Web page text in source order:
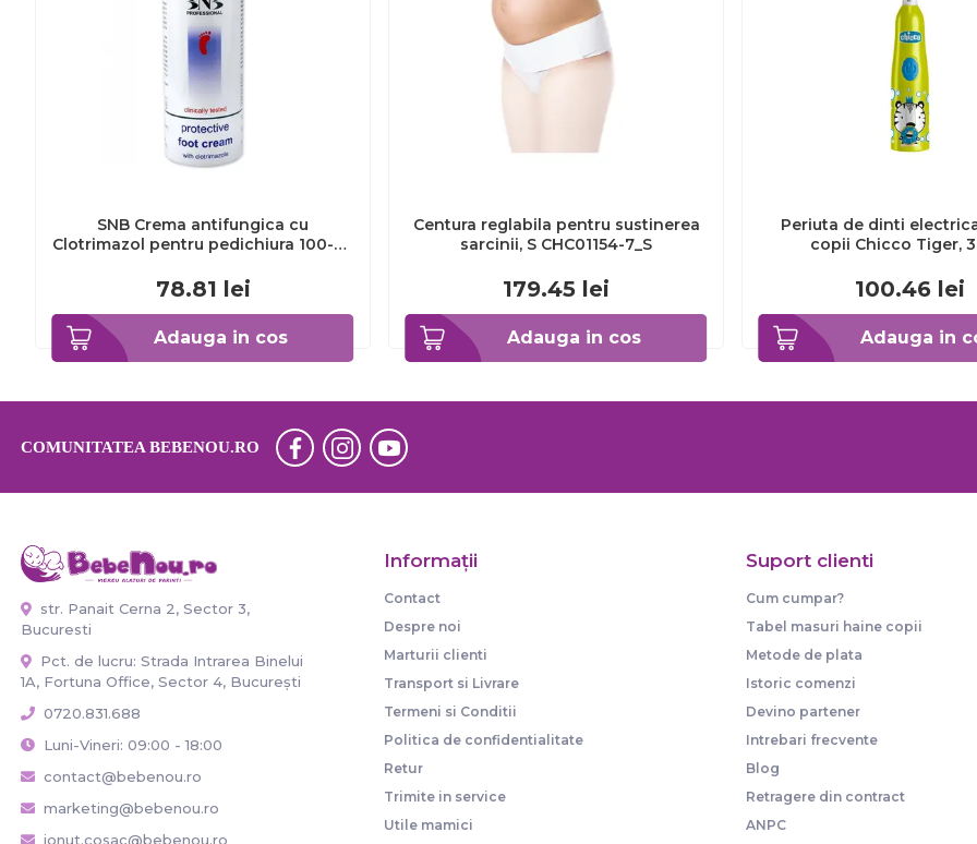
Adauga in cos
SNB Crema antifungica cu
Clotrimazol pentru pedichiura 100-ml
78.81 lei
Adauga in cos
Centura reglabila pentru sustinerea
sarcinii, S CHC01154-7_S
179.45 lei
Adauga in
Periuta de dinti
copii Chicco Tiger,
100.46 lei
COMUNITATEA BEBENOU.RO
str. Panait Cerna 2, Sector 3,
Bucuresti
Pct. de lucru: Strada Intrarea Binelui
1A, Fortuna Office, Sector 4, București
0720.831.688
Luni-Vineri: 09:00 - 18:00
contact@bebenou.ro
marketing@bebenou.ro
ionut.cosac@bebenou.ro
Informaţii
Contact
Despre noi
Marturii clienti
Transport si Livrare
Termeni si Conditii
Politica de confidentialitate
Retur
Trimite in service
Utile mamici
Suport clienti
Cum cumpar?
Tabel masuri haine copii
Metode de plata
Istoric comenzi
Devino partener
Intrebari frecvente
Blog
Retragere din contract
ANPC